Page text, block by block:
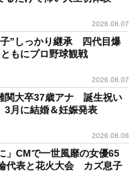
2026.08.07
”しっかり継承 四代目爆
もにプロ野球観戦
2026.08.07
関大卒37歳アナ 誕生祝い
月に結婚＆妊娠発表
2026.08.06
」CMで一世風靡の女優65
代表と花火大会 カズ息子